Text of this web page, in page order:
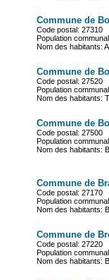
Commune de
Code postal: 27310
Population
Nom des habitants:
Commune de
Code postal: 27520
Population
Nom des habitants:
Commune de
Code postal: 27500
Population
Nom des habitants:
Commune de
Code postal: 27170
Population
Nom des habitants:
Commune de
Code postal: 27220
Population
Nom des habitants: